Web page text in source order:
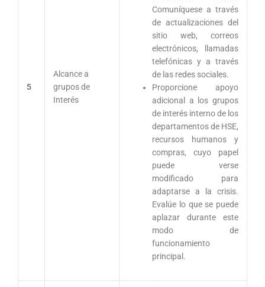
5
Alcance a
grupos de
Interés
Comuníquese a través
de actualizaciones del
sitio web, correos
electrónicos, llamadas
telefónicas y a través
de las redes sociales.
Proporcione apoyo
adicional a los grupos
de interés interno de los
departamentos de HSE,
recursos humanos y
compras, cuyo papel
puede verse
modificado para
adaptarse a la crisis.
Evalúe lo que se puede
aplazar durante este
modo de
funcionamiento
principal.